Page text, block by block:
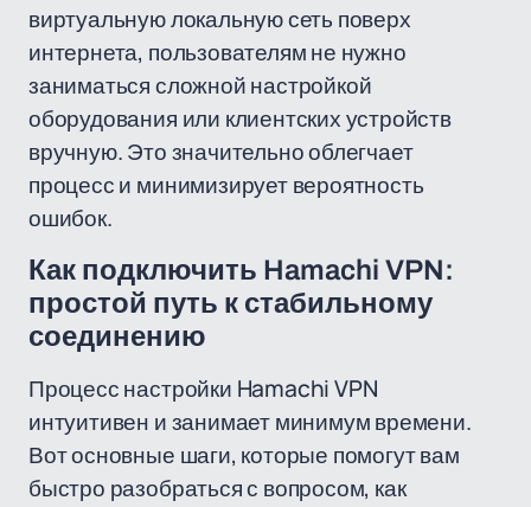
виртуальную локальную сеть поверх
интернета, пользователям не нужно
заниматься сложной настройкой
оборудования или клиентских устройств
вручную. Это значительно облегчает
процесс и минимизирует вероятность
ошибок.
Как подключить Hamachi VPN:
простой путь к стабильному
соединению
Процесс настройки Hamachi VPN
интуитивен и занимает минимум времени.
Вот основные шаги, которые помогут вам
быстро разобраться с вопросом, как